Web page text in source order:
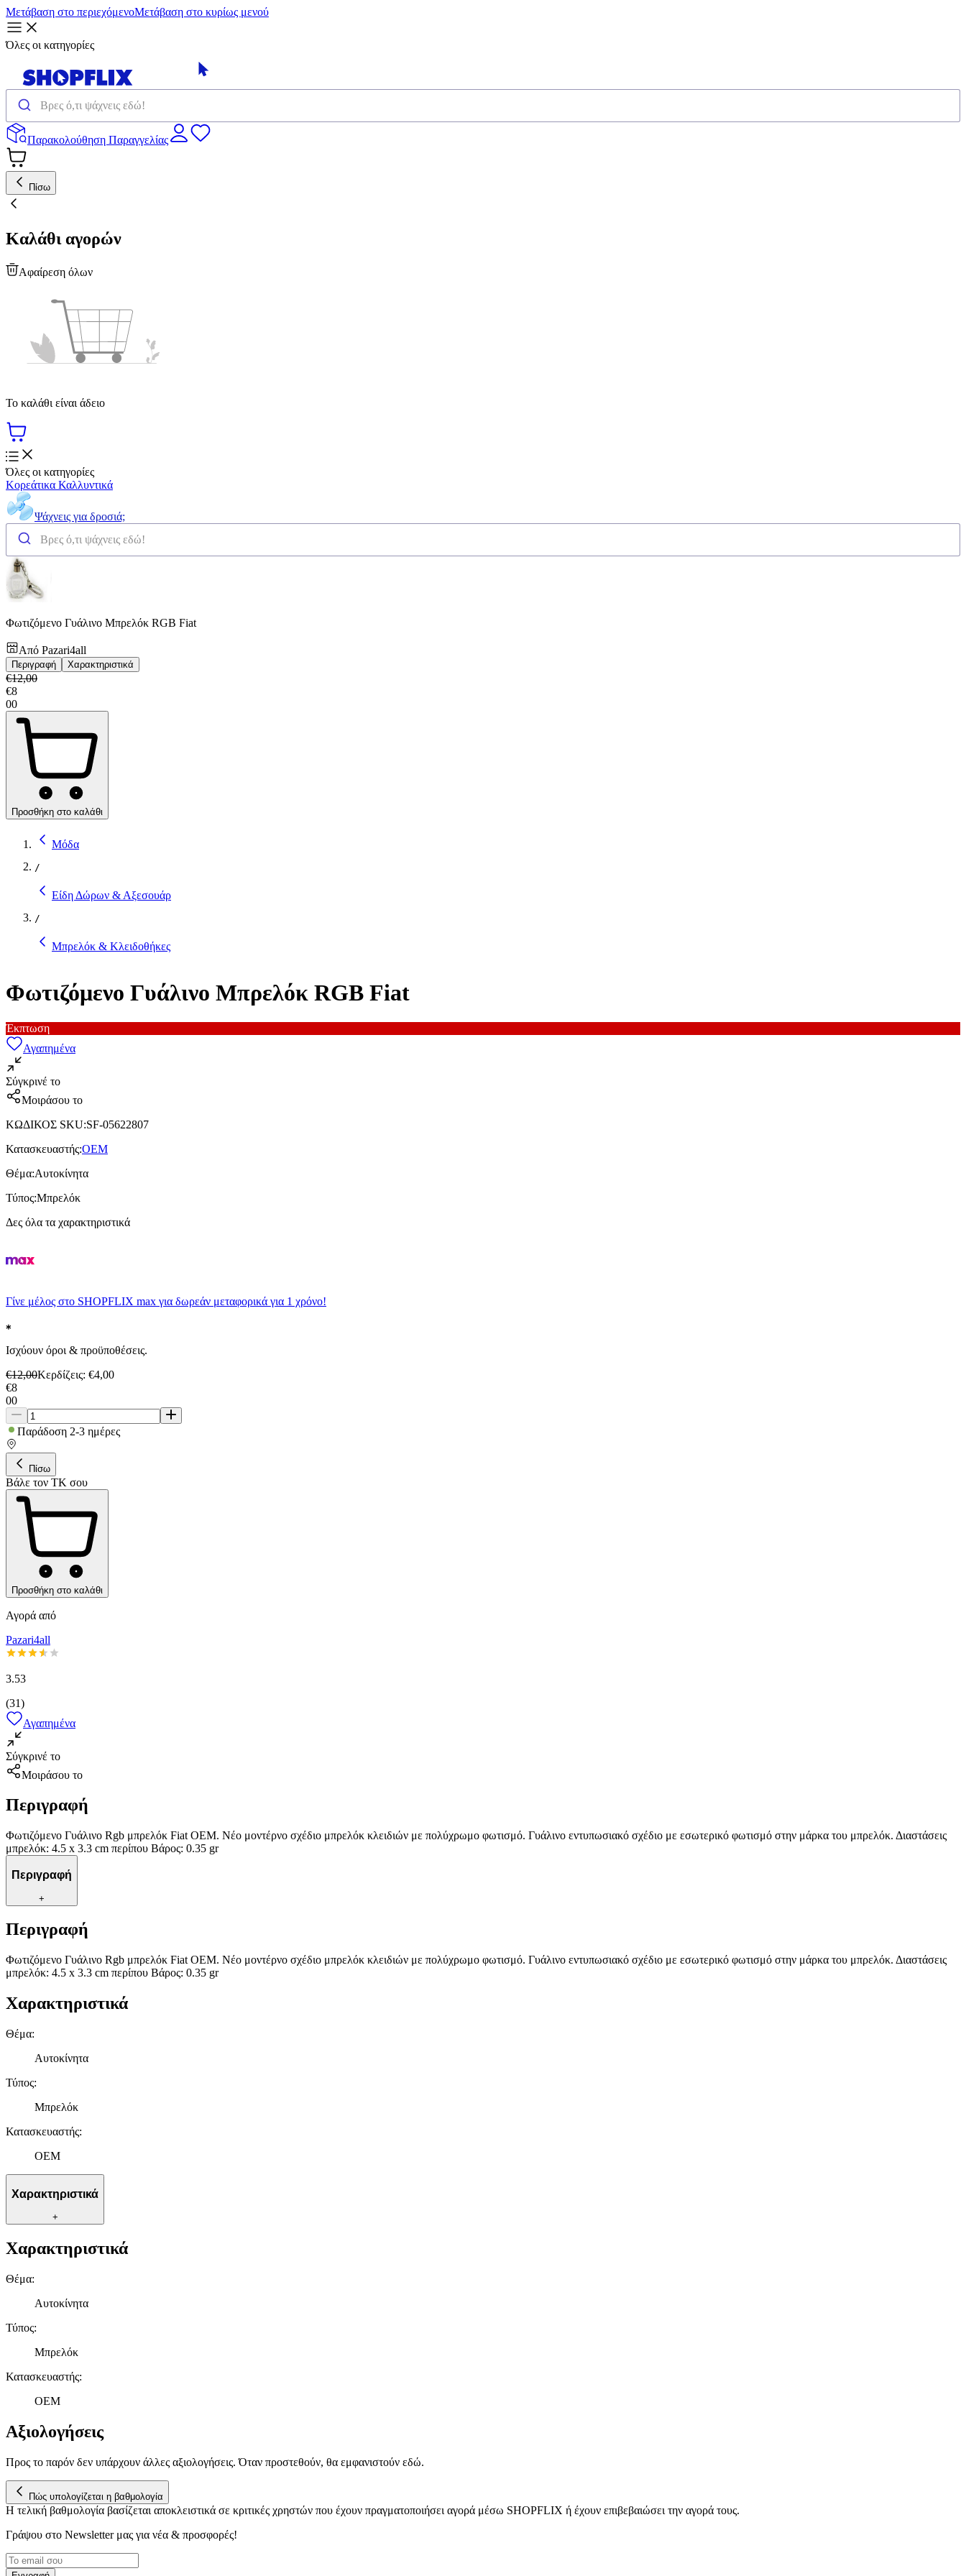
Μετάβαση στο περιεχόμενοΜετάβαση στο κυρίως μενού
Όλες οι κατηγορίες
Παρακολούθηση Παραγγελίας
Πίσω
Καλάθι αγορών
Αφαίρεση όλων
Το καλάθι είναι άδειο
Όλες οι κατηγορίες
Κορεάτικα Καλλυντικά
Ψάχνεις για δροσιά;
Φωτιζόμενο Γυάλινο Μπρελόκ RGB Fiat
Από Pazari4all
Περιγραφή Χαρακτηριστικά
€12,00
€8
00
Προσθήκη στο καλάθι
Μόδα
/
Είδη Δώρων & Αξεσουάρ
/
Μπρελόκ & Κλειδοθήκες
Φωτιζόμενο Γυάλινο Μπρελόκ RGB Fiat
Έκπτωση
Αγαπημένα
Σύγκρινέ το
Μοιράσου το
ΚΩΔΙΚΟΣ SKU:SF-05622807
Κατασκευαστής:OEM
Θέμα:Αυτοκίνητα
Τύπος:Μπρελόκ
Δες όλα τα χαρακτηριστικά
Γίνε μέλος στο SHOPFLIX max για δωρεάν μεταφορικά για 1 χρόνο!
Ισχύουν όροι & προϋποθέσεις.
€12,00Κερδίζεις: €4,00
€8
00
Παράδοση 2-3 ημέρες
Πίσω
Βάλε τον ΤΚ σου
Προσθήκη στο καλάθι
Αγορά από
Pazari4all
3.53
(31)
Αγαπημένα
Σύγκρινέ το
Μοιράσου το
Περιγραφή
Φωτιζόμενο Γυάλινο Rgb μπρελόκ Fiat OEM. Νέο μοντέρνο σχέδιο μπρελόκ κλειδιών με πολύχρωμο φωτισμό. Γυάλινο εντυπωσιακό σχέδιο με εσωτερικό φωτισμό στην μάρκα του μπρελόκ. Διαστάσεις
μπρελόκ: 4.5 x 3.3 cm περίπου Bάρος: 0.35 gr
Περιγραφή
+
Περιγραφή
Φωτιζόμενο Γυάλινο Rgb μπρελόκ Fiat OEM. Νέο μοντέρνο σχέδιο μπρελόκ κλειδιών με πολύχρωμο φωτισμό. Γυάλινο εντυπωσιακό σχέδιο με εσωτερικό φωτισμό στην μάρκα του μπρελόκ. Διαστάσεις
μπρελόκ: 4.5 x 3.3 cm περίπου Bάρος: 0.35 gr
Χαρακτηριστικά
Θέμα:
Αυτοκίνητα
Τύπος:
Μπρελόκ
Κατασκευαστής:
OEM
Χαρακτηριστικά
+
Χαρακτηριστικά
Θέμα:
Αυτοκίνητα
Τύπος:
Μπρελόκ
Κατασκευαστής:
OEM
Αξιολογήσεις
Προς το παρόν δεν υπάρχουν άλλες αξιολογήσεις. Όταν προστεθούν, θα εμφανιστούν εδώ.
Πώς υπολογίζεται η βαθμολογία
Η τελική βαθμολογία βασίζεται αποκλειστικά σε κριτικές χρηστών που έχουν πραγματοποιήσει αγορά μέσω SHOPFLIX ή έχουν επιβεβαιώσει την αγορά τους.
Γράψου στο Νewsletter μας για νέα & προσφορές!